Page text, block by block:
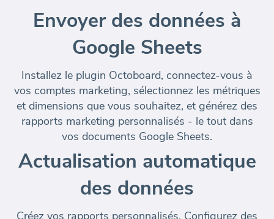
Envoyer des données à
Google Sheets
Installez le plugin Octoboard, connectez-vous à
vos comptes marketing, sélectionnez les métriques
et dimensions que vous souhaitez, et générez des
rapports marketing personnalisés - le tout dans
vos documents Google Sheets.
Actualisation automatique
des données
Créez vos rapports personnalisés. Configurez des